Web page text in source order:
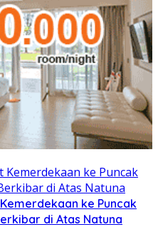
ke Puncak
di Atas Natuna